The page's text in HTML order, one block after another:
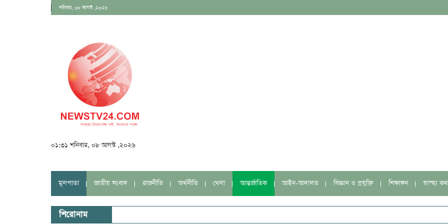
শনিবার, ০৮ আগস্ট ,২০২৬
০১:৩১ শনিবার, ০৮ আগস্ট ,২০২৬
মূলপাতা জাতীয় সংবাদ রাজনীতি অর্থনীতি খেলা আন্তর্জাতিক আইন-আদালত বিজ্ঞান ও প্রযুক্তি শিক্ষাঙ্গন স্বাস্হ্য
শিরোনাম